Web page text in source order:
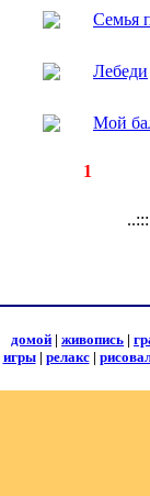
Семья
Лебеди
Мой
1
..:::
домой | живопись |
игры| релакс|